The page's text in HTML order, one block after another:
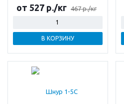
от 527 р./кг 467 р./кг
В КОРЗИНУ